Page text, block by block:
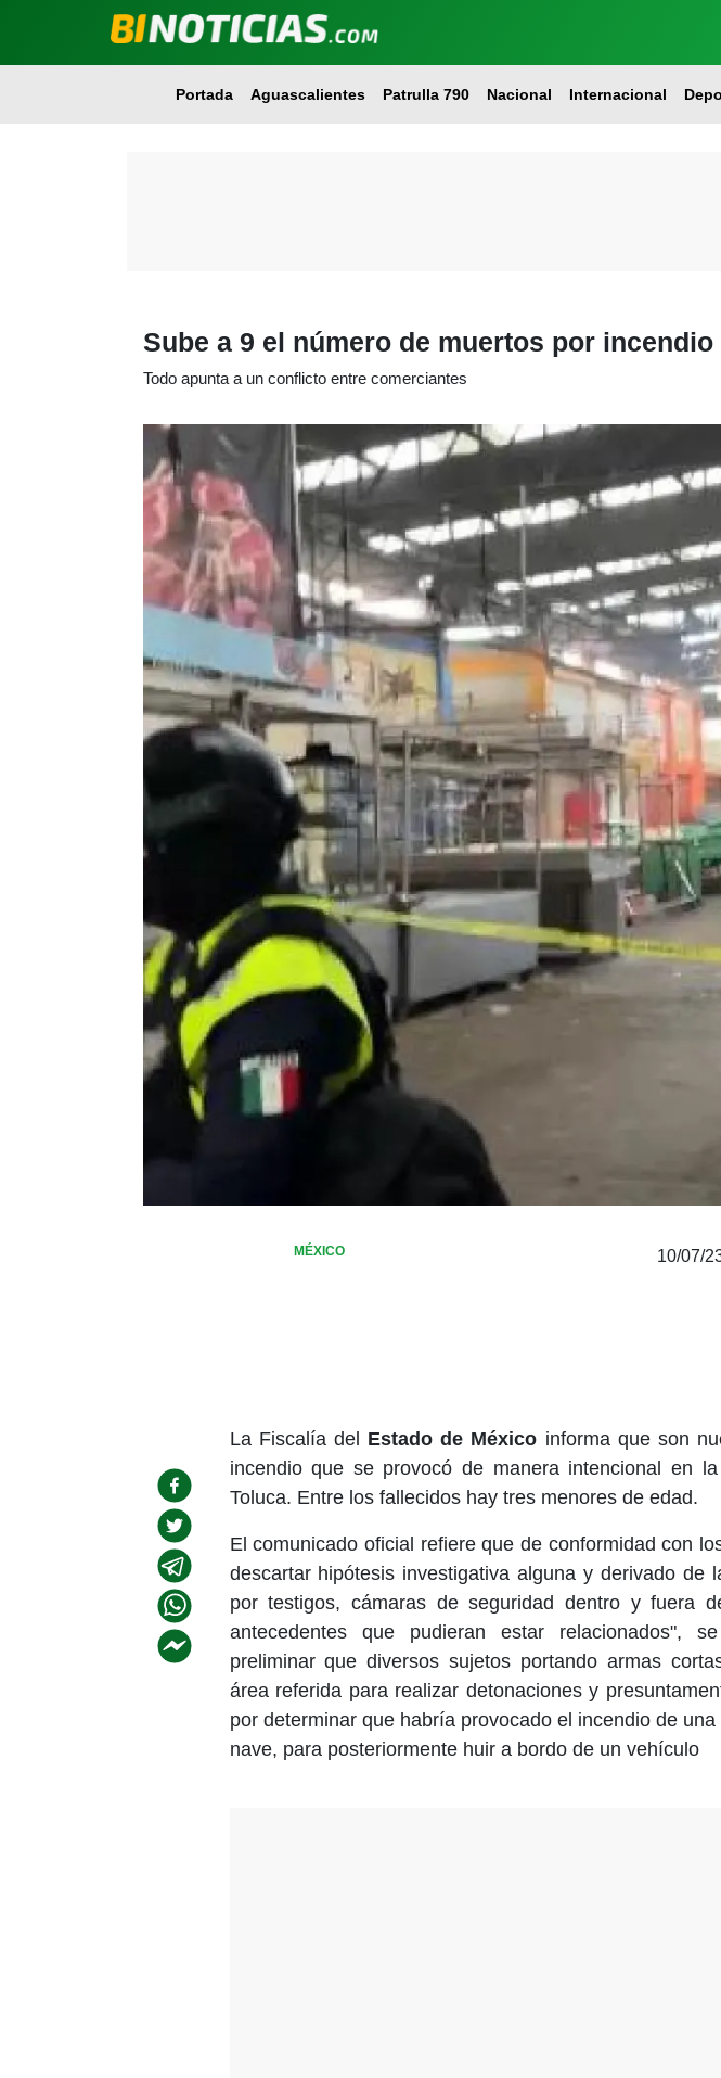
Portada Aguascalientes Patrulla 790 Nacional Internacional
Sube a 9 el número de muertos por
Todo apunta a un conflicto entre comerciantes
MÉXICO 10/07/
La Fiscalía del Estado de México informa que son
incendio que se provocó de manera intencional en
Toluca. Entre los fallecidos hay tres menores de edad.
El comunicado oficial refiere que de conformidad con
descartar hipótesis investigativa alguna y derivado de
por testigos, cámaras de seguridad dentro y fuera
antecedentes que pudieran estar relacionados",
preliminar que diversos sujetos portando armas
área referida para realizar detonaciones y
por determinar que habría provocado el incendio de
nave, para posteriormente huir a bordo de un vehículo